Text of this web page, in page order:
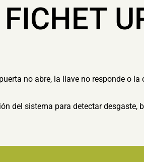
no abre, la llave no responde o
del sistema para detectar desgaste,